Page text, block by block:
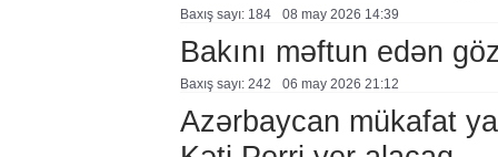
Baxış sayı: 184 08 may 2026 14:39
Bakını məftun edən
Baxış sayı: 242 06 may 2026 21:12
Azərbaycan mükafat